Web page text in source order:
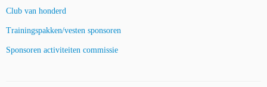
Club van honderd
Trainingspakken/vesten sponsoren
Sponsoren activiteiten commissie